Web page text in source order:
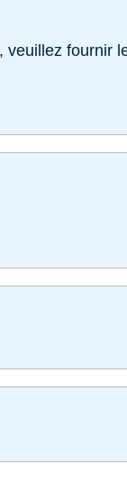
fournir